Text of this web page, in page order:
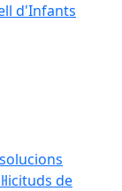
d'Infants
de